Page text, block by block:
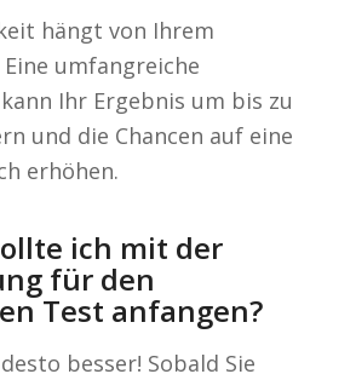
hängt von Ihrem
umfangreiche
Ihr Ergebnis um bis zu
und die Chancen auf eine
erhöhen.
ich mit der
für den
Test anfangen?
besser! Sobald Sie
Main